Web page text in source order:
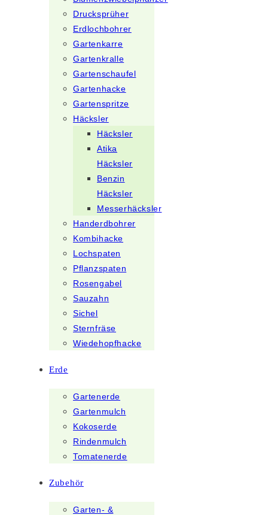
Drucksprüher
Erdlochbohrer
Gartenkarre
Gartenkralle
Gartenschaufel
Gartenhacke
Gartenspritze
Häcksler
Häcksler
Atika
Häcksler
Benzin
Häcksler
Messerhäcksler
Handerdbohrer
Kombihacke
Lochspaten
Pflanzspaten
Rosengabel
Sauzahn
Sichel
Sternfräse
Wiedehopfhacke
Erde
Gartenerde
Gartenmulch
Kokoserde
Rindenmulch
Tomatenerde
Zubehör
Garten- &